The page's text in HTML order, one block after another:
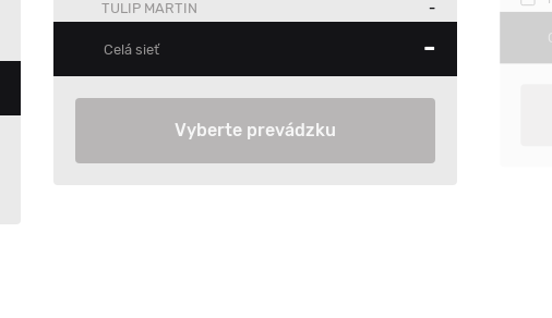
TULIP MARTIN
-
Celá sieť -
Vyberte prevádzku